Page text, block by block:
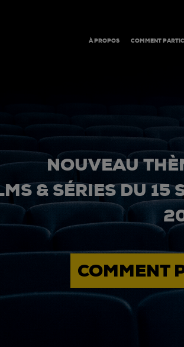
À PROPOS COMMENT
NOUVEAU
& SÉRIES DU
COMMENT